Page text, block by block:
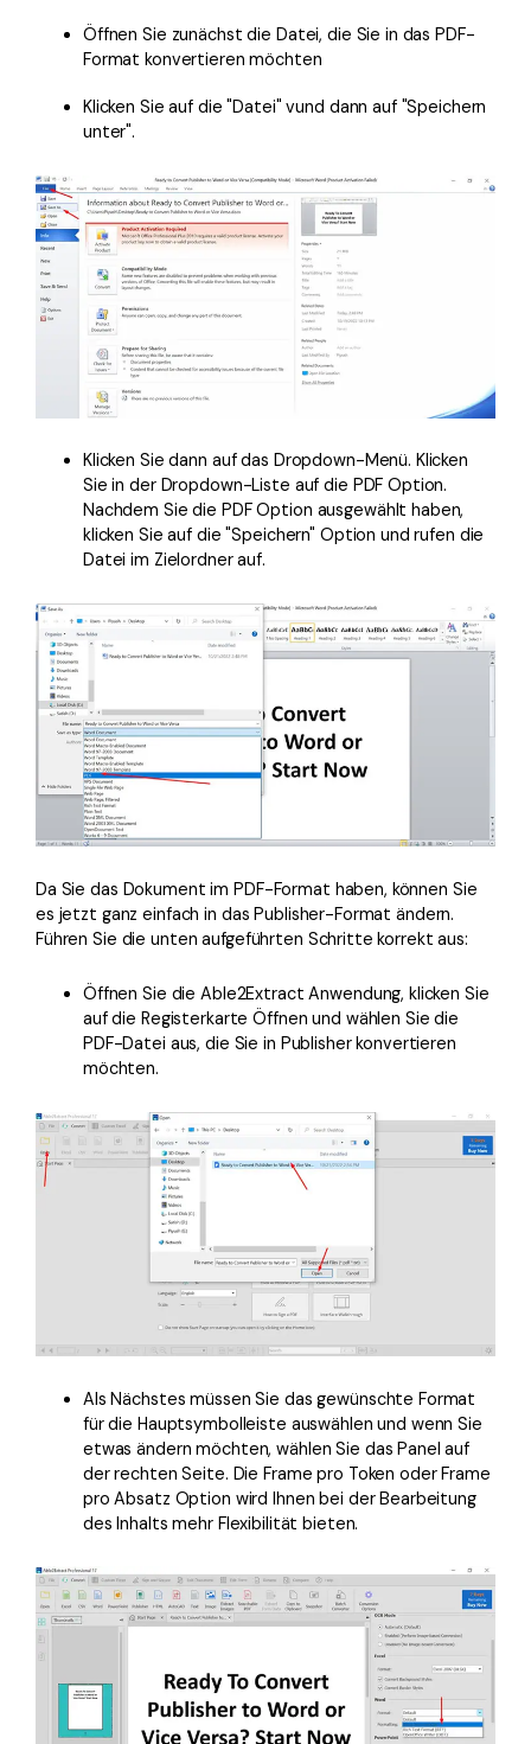
Öffnen Sie zunächst die Datei, die Sie in das PDF-
Format konvertieren möchten
Klicken Sie auf die "Datei" vund dann auf "Speichern
unter".
Klicken Sie dann auf das Dropdown-Menü. Klicken
Sie in der Dropdown-Liste auf die PDF Option.
Nachdem Sie die PDF Option ausgewählt haben,
klicken Sie auf die "Speichern" Option und rufen die
Datei im Zielordner auf.
Da Sie das Dokument im PDF-Format haben, können Sie
es jetzt ganz einfach in das Publisher-Format ändern.
Führen Sie die unten aufgeführten Schritte korrekt aus:
Öffnen Sie die Able2Extract Anwendung, klicken Sie
auf die Registerkarte Öffnen und wählen Sie die
PDF-Datei aus, die Sie in Publisher konvertieren
möchten.
Als Nächstes müssen Sie das gewünschte Format
für die Hauptsymbolleiste auswählen und wenn Sie
etwas ändern möchten, wählen Sie das Panel auf
der rechten Seite. Die Frame pro Token oder Frame
pro Absatz Option wird Ihnen bei der Bearbeitung
des Inhalts mehr Flexibilität bieten.